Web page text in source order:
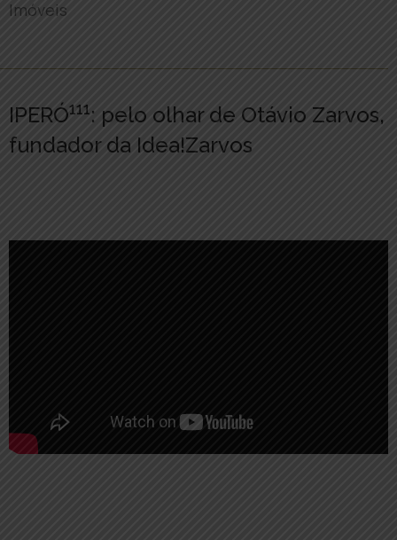
Imóveis
IPERÓ111: pelo olhar de Otávio Zarvos,
fundador da Idea!Zarvos